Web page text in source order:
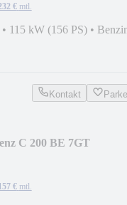
€ mtl.
• 115 kW (156 PS) •
Kontakt
C 200 BE 7GT
€ mtl.